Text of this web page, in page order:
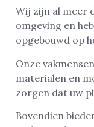
Wij zijn al meer
omgeving en
opgebouwd op
Onze
materialen en
zorgen dat uw
Bovendien